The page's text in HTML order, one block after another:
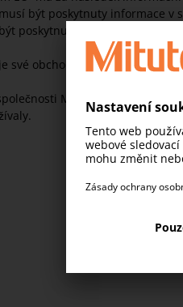
být poskytnuty informace
poskytnuty dostatečné
obchodní zákazníky v
Mitutoyo je